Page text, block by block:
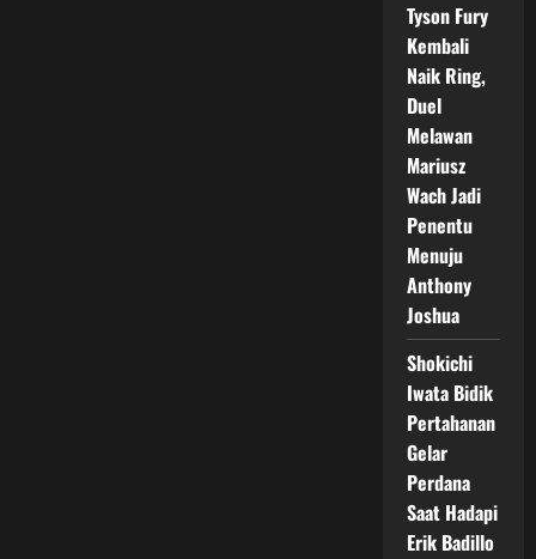
Tyson Fury
Kembali
Naik Ring,
Duel
Melawan
Mariusz
Wach Jadi
Penentu
Menuju
Anthony
Joshua
Shokichi
Iwata Bidik
Pertahanan
Gelar
Perdana
Saat Hadapi
Erik Badillo